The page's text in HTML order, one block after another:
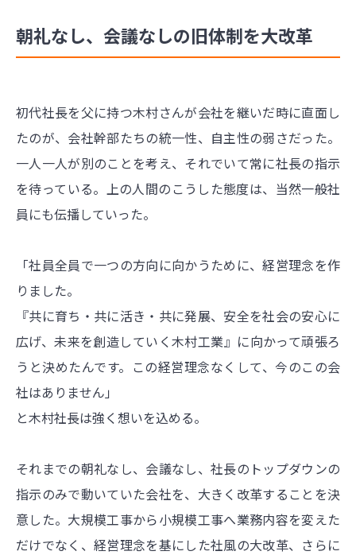
朝礼なし、会議なしの旧体制を大改革
初代社長を父に持つ木村さんが会社を継いだ時に直面し
たのが、会社幹部たちの統一性、自主性の弱さだった。
一人一人が別のことを考え、それでいて常に社長の指示
を待っている。上の人間のこうした態度は、当然一般社
員にも伝播していった。
「社員全員で一つの方向に向かうために、経営理念を作
りました。
『共に育ち・共に活き・共に発展、安全を社会の安心に
広げ、未来を創造していく木村工業』に向かって頑張ろ
うと決めたんです。この経営理念なくして、今のこの会
社はありません」
と木村社長は強く想いを込める。
それまでの朝礼なし、会議なし、社長のトップダウンの
指示のみで動いていた会社を、大きく改革することを決
意した。大規模工事から小規模工事へ業務内容を変えた
だけでなく、経営理念を基にした社風の大改革、さらに